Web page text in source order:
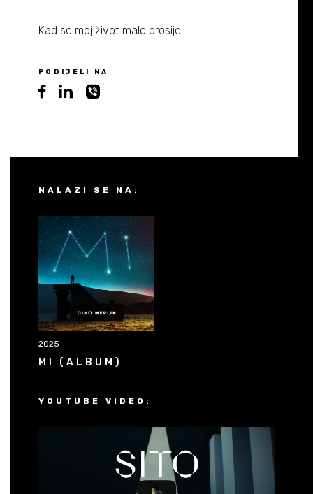
Kad se moj život malo prosije...
PODIJELI NA
NALAZI SE NA:
2025
MI (ALBUM)
YOUTUBE VIDEO: